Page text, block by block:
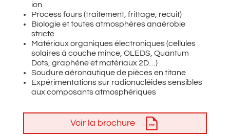
ion
Process fours (traitement, frittage, recuit)
Biologie et toutes atmosphères anaérobie
stricte
Matériaux organiques électroniques (cellules
solaires à couche mince, OLEDS, Quantum
Dots, graphène et matériaux 2D…)
Soudure aéronautique de pièces en titane
Expérimentations sur radionucléides sensibles
aux composants atmosphèriques
Voir la brochure